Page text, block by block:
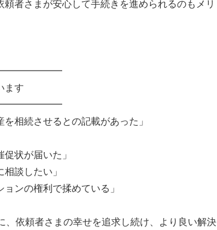
者さまが安心して手続きを進められるのもメリ
ます
相続させるとの記載があった」
状が届いた」
談したい」
ンの権利で揉めている」
、依頼者さまの幸せを追求し続け、より良い解決